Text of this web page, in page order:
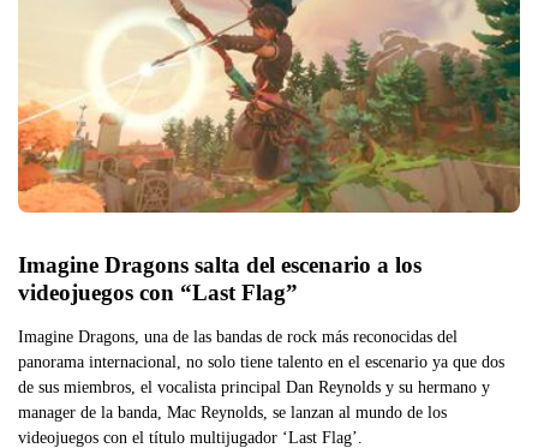
Imagine Dragons salta del escenario a los
videojuegos con “Last Flag”
Imagine Dragons, una de las bandas de rock más reconocidas del
panorama internacional, no solo tiene talento en el escenario ya que dos
de sus miembros, el vocalista principal Dan Reynolds y su hermano y
manager de la banda, Mac Reynolds, se lanzan al mundo de los
videojuegos con el título multijugador ‘Last Flag’.